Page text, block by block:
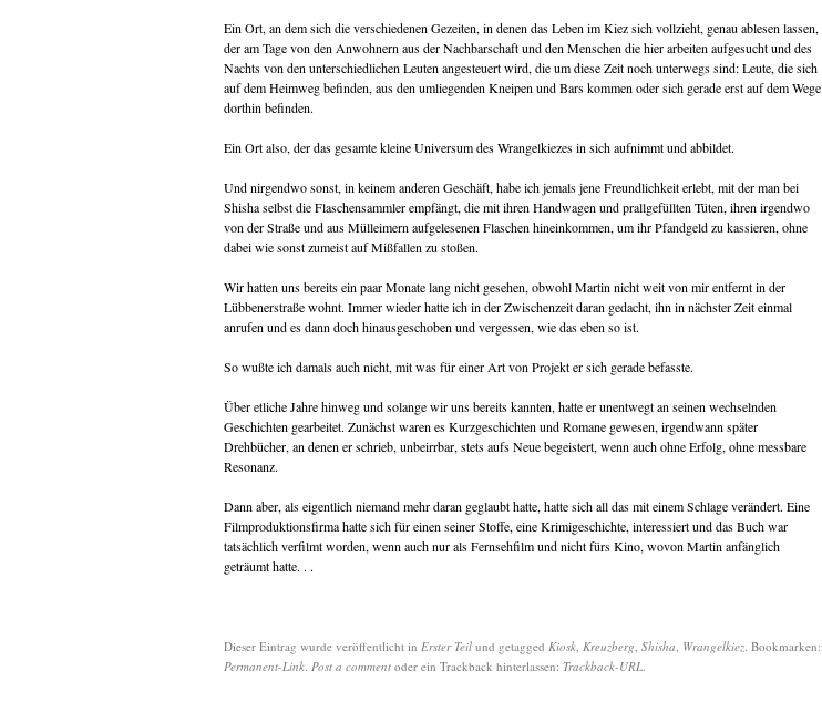
Ein Ort, an dem sich die verschiedenen Gezeiten, in denen das Leben im Kiez sich vollzieht, genau ablesen lassen,
der am Tage von den Anwohnern aus der Nachbarschaft und den Menschen die hier arbeiten aufgesucht und des
Nachts von den unterschiedlichen Leuten angesteuert wird, die um diese Zeit noch unterwegs sind: Leute, die sich
auf dem Heimweg befinden, aus den umliegenden Kneipen und Bars kommen oder sich gerade erst auf dem Wege
dorthin befinden.
Ein Ort also, der das gesamte kleine Universum des Wrangelkiezes in sich aufnimmt und abbildet.
Und nirgendwo sonst, in keinem anderen Geschäft, habe ich jemals jene Freundlichkeit erlebt, mit der man bei
Shisha selbst die Flaschensammler empfängt, die mit ihren Handwagen und prallgefüllten Tüten, ihren irgendwo
von der Straße und aus Mülleimern aufgelesenen Flaschen hineinkommen, um ihr Pfandgeld zu kassieren, ohne
dabei wie sonst zumeist auf Mißfallen zu stoßen.
Wir hatten uns bereits ein paar Monate lang nicht gesehen, obwohl Martin nicht weit von mir entfernt in der
Lübbenerstraße wohnt. Immer wieder hatte ich in der Zwischenzeit daran gedacht, ihn in nächster Zeit einmal
anrufen und es dann doch hinausgeschoben und vergessen, wie das eben so ist.
So wußte ich damals auch nicht, mit was für einer Art von Projekt er sich gerade befasste.
Über etliche Jahre hinweg und solange wir uns bereits kannten, hatte er unentwegt an seinen wechselnden
Geschichten gearbeitet. Zunächst waren es Kurzgeschichten und Romane gewesen, irgendwann später
Drehbücher, an denen er schrieb, unbeirrbar, stets aufs Neue begeistert, wenn auch ohne Erfolg, ohne messbare
Resonanz.
Dann aber, als eigentlich niemand mehr daran geglaubt hatte, hatte sich all das mit einem Schlage verändert. Eine
Filmproduktionsfirma hatte sich für einen seiner Stoffe, eine Krimigeschichte, interessiert und das Buch war
tatsächlich verfilmt worden, wenn auch nur als Fernsehfilm und nicht fürs Kino, wovon Martin anfänglich
geträumt hatte. . .
Dieser Eintrag wurde veröffentlicht in Erster Teil und getagged Kiosk, Kreuzberg, Shisha, Wrangelkiez. Bookmarken:
Permanent-Link. Post a comment oder ein Trackback hinterlassen: Trackback-URL.